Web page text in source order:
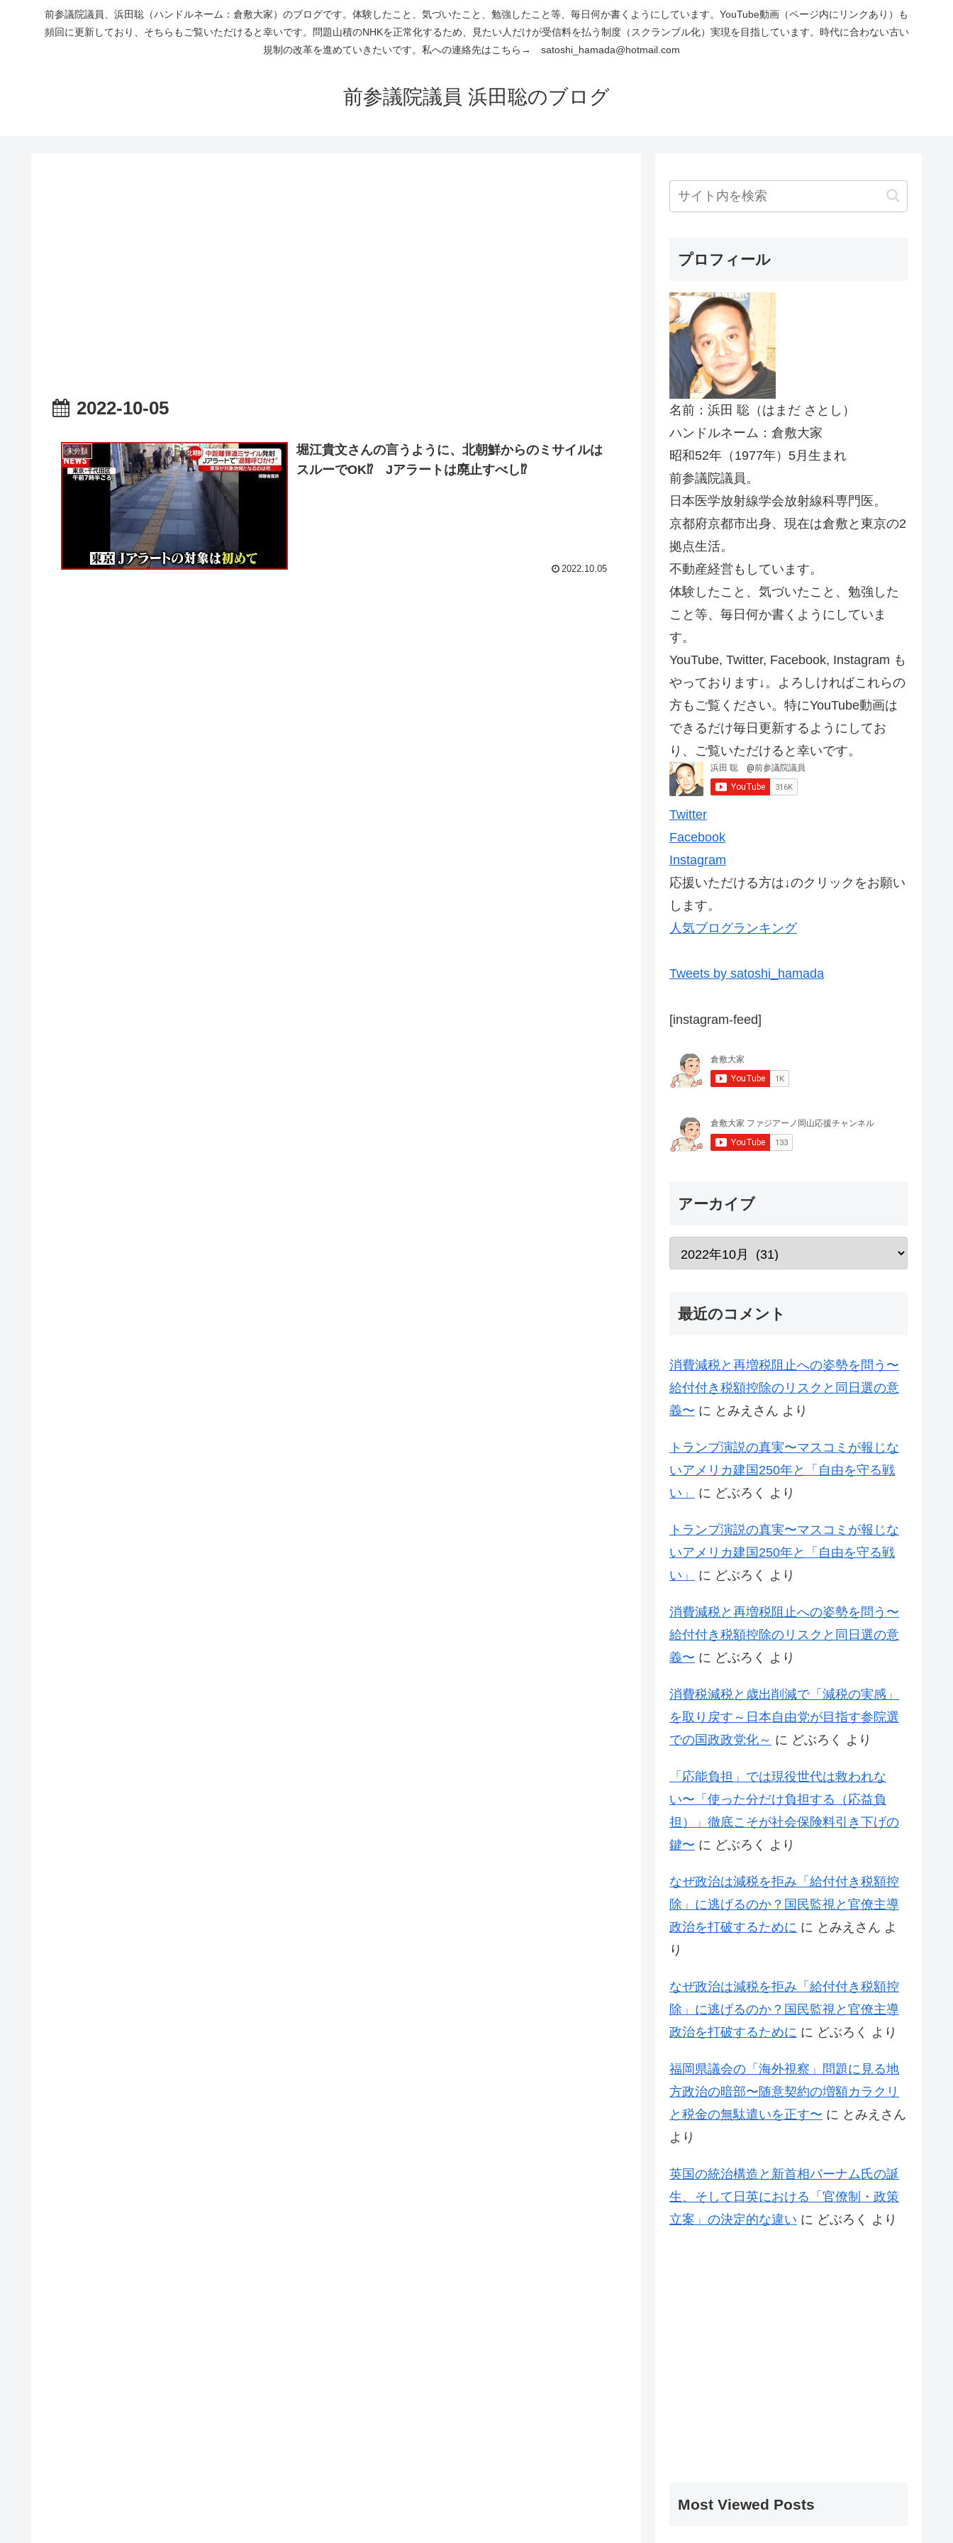
前参議院議員、浜田聡（ハンドルネーム：倉敷大家）のブログです。体験したこと、気づいたこと、勉強したこと等、毎日何か書くようにしています。YouTube動画（ページ内にリンクあり）も
頻回に更新しており、そちらもご覧いただけると幸いです。問題山積のNHKを正常化するため、見たい人だけが受信料を払う制度（スクランブル化）実現を目指しています。時代に合わない古い
規制の改革を進めていきたいです。私への連絡先はこちら→ satoshi_hamada@hotmail.com
前参議院議員 浜田聡のブログ
2022-10-05
未分類
堀江貴文さんの言うように、北朝鮮からのミサイルは
スルーでOK⁉ Jアラートは廃止すべし⁉
2022.10.05
プロフィール
名前：浜田 聡（はまだ さとし）
ハンドルネーム：倉敷大家
昭和52年（1977年）5月生まれ
前参議院議員。
日本医学放射線学会放射線科専門医。
京都府京都市出身、現在は倉敷と東京の2
拠点生活。
不動産経営もしています。
体験したこと、気づいたこと、勉強した
こと等、毎日何か書くようにしていま
す。
YouTube, Twitter, Facebook, Instagram も
やっております↓。よろしければこれらの
方もご覧ください。特にYouTube動画は
できるだけ毎日更新するようにしてお
り、ご覧いただけると幸いです。
Twitter
Facebook
Instagram
応援いただける方は↓のクリックをお願い
します。
人気ブログランキング
Tweets by satoshi_hamada
[instagram-feed]
アーカイブ
最近のコメント
消費減税と再増税阻止への姿勢を問う〜
給付付き税額控除のリスクと同日選の意
義〜 に とみえさん より
トランプ演説の真実〜マスコミが報じな
いアメリカ建国250年と「自由を守る戦
い」
に どぶろく より
トランプ演説の真実〜マスコミが報じな
いアメリカ建国250年と「自由を守る戦
い」
に どぶろく より
消費減税と再増税阻止への姿勢を問う〜
給付付き税額控除のリスクと同日選の意
義〜 に どぶろく より
消費税減税と歳出削減で「減税の実感」
を取り戻す～日本自由党が目指す参院選
での国政政党化～ に どぶろく より
「応能負担」では現役世代は救われな
い〜「使った分だけ負担する（応益負
担）」徹底こそが社会保険料引き下げの
鍵〜 に どぶろく より
なぜ政治は減税を拒み「給付付き税額控
除」に逃げるのか？国民監視と官僚主導
政治を打破するために に とみえさん よ
り
なぜ政治は減税を拒み「給付付き税額控
除」に逃げるのか？国民監視と官僚主導
政治を打破するために に どぶろく より
福岡県議会の「海外視察」問題に見る地
方政治の暗部〜随意契約の増額カラクリ
と税金の無駄遣いを正す〜 に とみえさん
より
英国の統治構造と新首相バーナム氏の誕
生、そして日英における「官僚制・政策
立案」の決定的な違い に どぶろく より
Most Viewed Posts